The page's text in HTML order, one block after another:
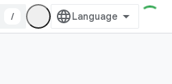
/